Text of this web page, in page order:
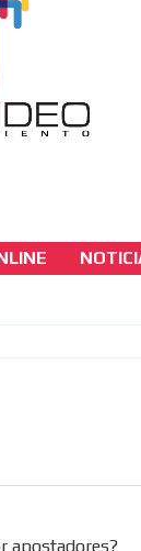
apostadores?